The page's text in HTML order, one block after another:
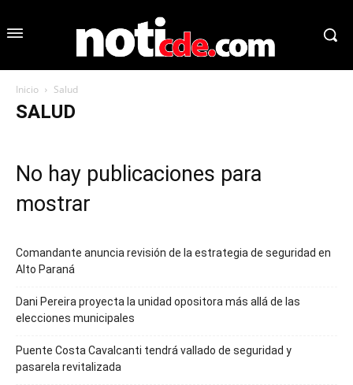
Inicio Salud
SALUD
No hay publicaciones para
mostrar
Comandante anuncia revisión de la estrategia de seguridad en
Alto Paraná
Dani Pereira proyecta la unidad opositora más allá de las
elecciones municipales
Puente Costa Cavalcanti tendrá vallado de seguridad y
pasarela revitalizada